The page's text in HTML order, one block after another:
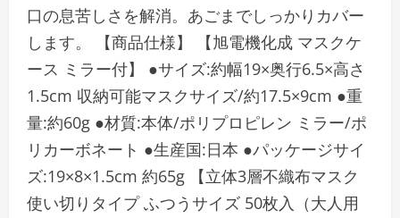
口の息苦しさを解消。あごまでしっかりカバー
します。 【商品仕様】 【旭電機化成 マスクケ
ース ミラー付】 ●サイズ:約幅19×奥行6.5×高さ
1.5cm 収納可能マスクサイズ/約17.5×9cm ●重
量:約60g ●材質:本体/ポリプロピレン ミラー/ポ
リカーボネート ●生産国:日本 ●パッケージサイ
ズ:19×8×1.5cm 約65g 【立体3層不織布マスク
使い切りタイプ ふつうサイズ 50枚入（大人用